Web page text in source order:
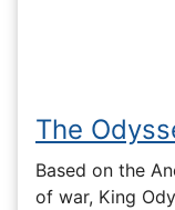
The
Based on the
of war, King